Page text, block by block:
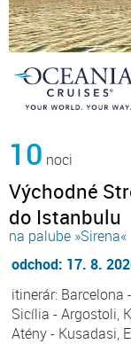
10 noci
Východné
do Istanbulu
na palube »Sirena«
odchod: 17. 8.
itinerár: Barcelona
Sicília - Argostoli,
Atény - Kusadasi,